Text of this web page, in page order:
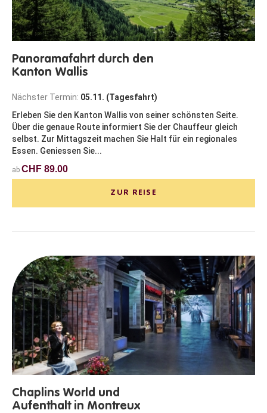
Panoramafahrt durch den
Kanton Wallis
Nächster Termin: 05.11. (Tagesfahrt)
Erleben Sie den Kanton Wallis von seiner schönsten Seite.
Über die genaue Route informiert Sie der Chauffeur gleich
selbst. Zur Mittagszeit machen Sie Halt für ein regionales
Essen. Geniessen Sie...
ab CHF 89.00
ZUR REISE
Chaplins World und
Aufenthalt in Montreux